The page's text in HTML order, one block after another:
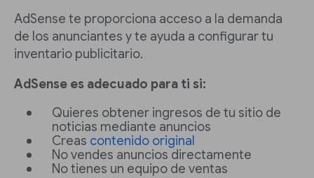
AdSense te proporciona acceso a la demanda
de los anunciantes y te ayuda a configurar tu
inventario publicitario.
AdSense es adecuado para ti si:
Quieres obtener ingresos de tu sitio de
noticias mediante anuncios
Creas contenido original
No vendes anuncios directamente
No tienes un equipo de ventas